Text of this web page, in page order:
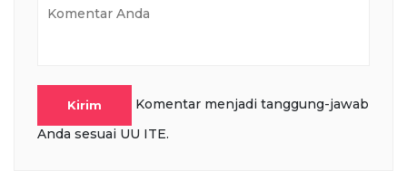
Kirim
Komentar menjadi tanggung-jawab
Anda sesuai UU ITE.